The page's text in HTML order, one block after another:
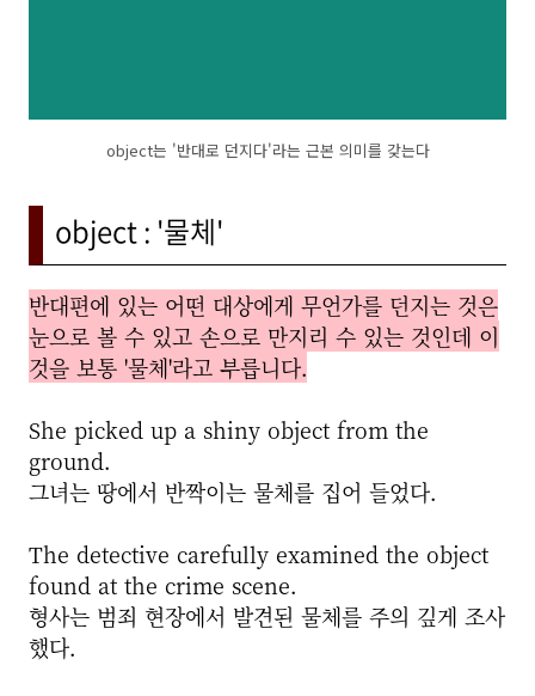
object는 '반대로 던지다'라는 근본 의미를 갖는다
object : '물체'
반대편에 있는 어떤 대상에게 무언가를 던지는 것은
눈으로 볼 수 있고 손으로 만지리 수 있는 것인데 이
것을 보통 '물체'라고 부릅니다.
She picked up a shiny object from the
ground.
그녀는 땅에서 반짝이는 물체를 집어 들었다.
The detective carefully examined the object
found at the crime scene.
형사는 범죄 현장에서 발견된 물체를 주의 깊게 조사
했다.